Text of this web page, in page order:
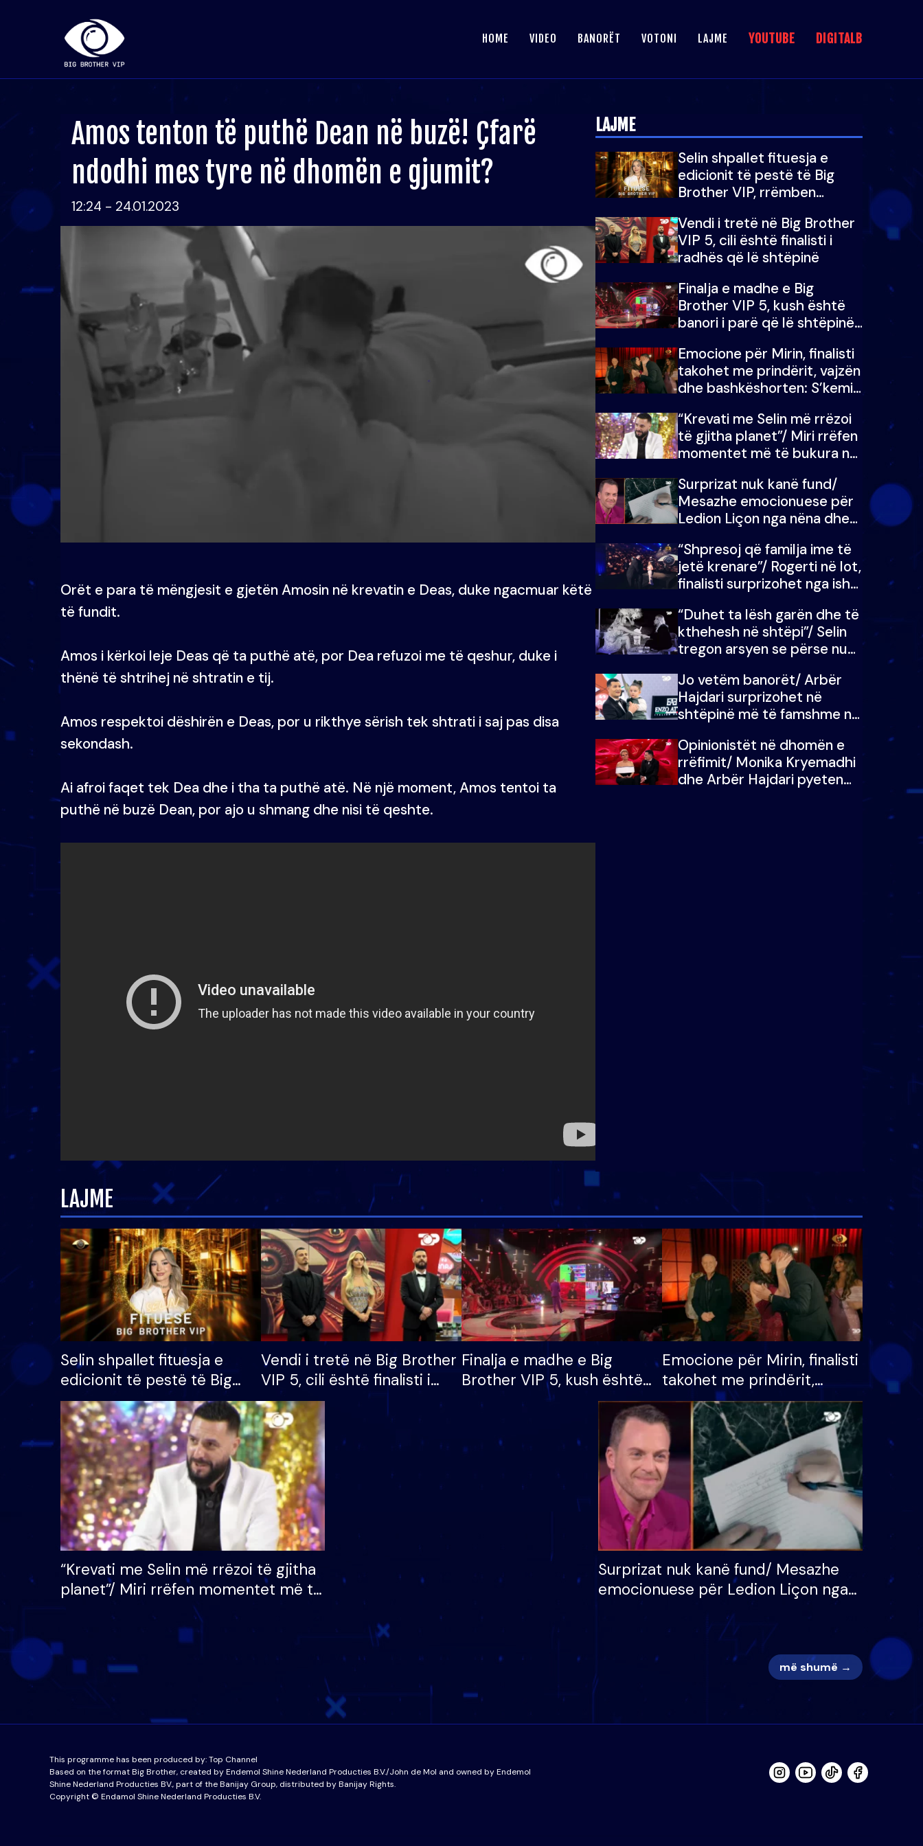
HOME VIDEO BANORËT VOTONI LAJME YOUTUBE DIGITALB
Amos tenton të puthë Dean në buzë! Çfarë
ndodhi mes tyre në dhomën e gjumit?
12:24 - 24.01.2023
Orët e para të mëngjesit e gjetën Amosin në krevatin e Deas, duke ngacmuar këtë
të fundit.
Amos i kërkoi leje Deas që ta puthë atë, por Dea refuzoi me të qeshur, duke i
thënë të shtrihej në shtratin e tij.
Amos respektoi dëshirën e Deas, por u rikthye sërish tek shtrati i saj pas disa
sekondash.
Ai afroi faqet tek Dea dhe i tha ta puthë atë. Në një moment, Amos tentoi ta
puthë në buzë Dean, por ajo u shmang dhe nisi të qeshte.
LAJME
Selin shpallet fituesja e
edicionit të pestë të Big
Brother VIP, rrëmben
mijë eurosh
Vendi i tretë në Big Brother
VIP 5, cili është finalisti i
radhës që lë shtëpinë
Finalja e madhe e Big
Brother VIP 5, kush është
banori i parë që lë shtëpinë
fituar çmimin e madh
Emocione për Mirin, finalisti
takohet me prindërit, vajzën
dhe bashkëshorten: S’kemi
“Krevati me Selin më rrëzoi
të gjitha planet”/ Miri rrëfen
momentet më të bukura në
mungojë zilja e mëngjesit
kur…
Surprizat nuk kanë fund/
Mesazhe emocionuese për
Ledion Liçon nga nëna dhe
i mban dot lotët: Nuk
meritoj…
“Shpresoj që familja ime të
jetë krenare”/ Rogerti në lot,
finalisti surprizohet nga ish-
“Duhet ta lësh garën dhe të
kthehesh në shtëpi”/ Selin
tregon arsyen se përse nuk
Doja ta çoja luftën time deri
në fund
Jo vetëm banorët/ Arbër
Hajdari surprizohet në
shtëpinë më të famshme në
me vajzën e tij
Opinionistët në dhomën e
rrëfimit/ Monika Kryemadhi
dhe Arbër Hajdari pyeten
LAJME
Selin shpallet fituesja e
edicionit të pestë të Big
Brother VIP, rrëmben
çmimin e madh prej 100
mijë eurosh
Vendi i tretë në Big Brother
VIP 5, cili është finalisti i
radhës që lë shtëpinë
Finalja e madhe e Big
Brother VIP 5, kush është
banori i parë që lë shtëpinë
dhe humb mundësinë për
të fituar çmimin e madh
Emocione për Mirin, finalisti
takohet me prindërit,
vajzën dhe bashkëshorten:
S’kemi ndonjë letër divorci
apo jo?
“Krevati me Selin më rrëzoi të gjitha
planet”/ Miri rrëfen momentet më të
bukura në shtëpinë e BB VIP: Do më
mungojë zilja e mëngjesit kur…
Surprizat nuk kanë fund/ Mesazhe
emocionuese për Ledion Liçon nga
nëna dhe fëmijët e tij, moderatori
nuk i mban dot lotët: Nuk meritoj…
më shumë →
This programme has been produced by:Top Channel
Based on the format Big Brother, created by Endemol Shine Nederland Producties B.V./John de Mol and owned by Endemol
Shine Nederland Producties BV., part of the Banijay Group, distributed by Banijay Rights.
Copyright © Endamol Shine Nederland Producties B.V.